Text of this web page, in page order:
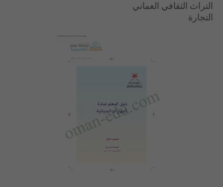
التراث الثقافي العماني
التجارة